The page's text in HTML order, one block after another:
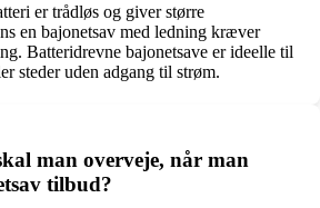
er trådløs og giver større
en bajonetsav med ledning kræver
Batteridrevne bajonetsave er ideelle til
steder uden adgang til strøm.
man overveje, når man
tilbud?